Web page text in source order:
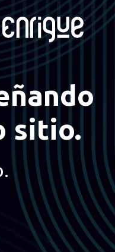
sitio.